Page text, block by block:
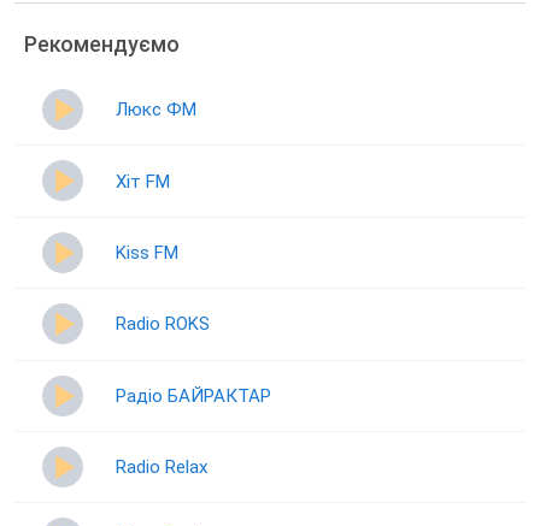
Рекомендуємо
Люкс ФМ
Хіт FM
Kiss FM
Radio ROKS
Радіо БАЙРАКТАР
Radio Relax